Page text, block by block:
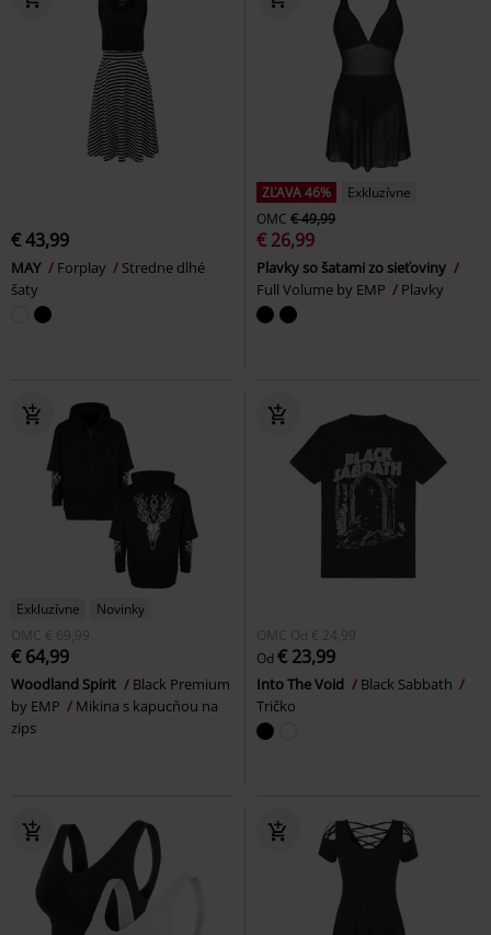
€ 43,99
MAY Forplay
Stredne dlhé
šaty
ZĽAVA 46%
Exkluzívne
OMC € 49,99
€ 26,99
Plavky so šatami zo sieťoviny
Full Volume by EMP
Plavky
Exkluzívne
Novinky
OMC € 69,99
€ 64,99
Woodland Spirit
Black Premium
by EMP
Mikina s kapucňou na
zips
OMC Od € 24,99
Od € 23,99
Into The Void
Black Sabbath
Tričko